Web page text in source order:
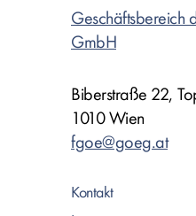
Geschäftsbereich
GmbH
Biberstraße 22,
1010 Wien
fgoe@goeg.at
Kontakt